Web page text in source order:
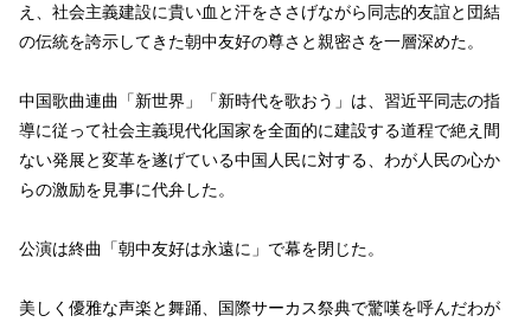
え、社会主義建設に貴い血と汗をささげながら同志的友誼と団結
の伝統を誇示してきた朝中友好の尊さと親密さを一層深めた。
中国歌曲連曲「新世界」「新時代を歌おう」は、習近平同志の指
導に従って社会主義現代化国家を全面的に建設する道程で絶え間
ない発展と変革を遂げている中国人民に対する、わが人民の心か
らの激励を見事に代弁した。
公演は終曲「朝中友好は永遠に」で幕を閉じた。
美しく優雅な声楽と舞踊、国際サーカス祭典で驚嘆を呼んだわが